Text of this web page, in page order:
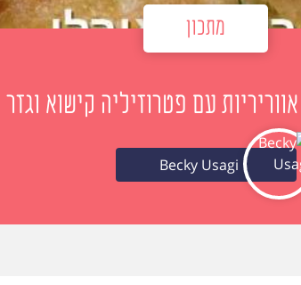
מתכון
עם פטרוזיליה קישוא וגזר
Becky Usagi